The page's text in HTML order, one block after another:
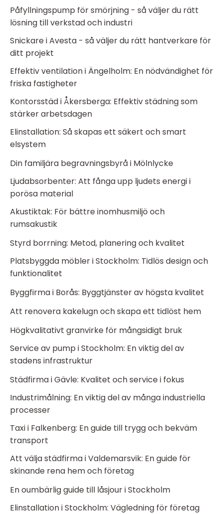
Påfyllningspump för smörjning - så väljer du rätt
lösning till verkstad och industri
Snickare i Avesta - så väljer du rätt hantverkare för
ditt projekt
Effektiv ventilation i Ängelholm: En nödvändighet för
friska fastigheter
Kontorsstäd i Åkersberga: Effektiv städning som
stärker arbetsdagen
Elinstallation: Så skapas ett säkert och smart
elsystem
Din familjära begravningsbyrå i Mölnlycke
Ljudabsorbenter: Att fånga upp ljudets energi i
porösa material
Akustiktak: För bättre inomhusmiljö och
rumsakustik
Styrd borrning: Metod, planering och kvalitet
Platsbyggda möbler i Stockholm: Tidlös design och
funktionalitet
Byggfirma i Borås: Byggtjänster av högsta kvalitet
Att renovera kakelugn och skapa ett tidlöst hem
Högkvalitativt granvirke för mångsidigt bruk
Service av pump i Stockholm: En viktig del av
stadens infrastruktur
Städfirma i Gävle: Kvalitet och service i fokus
Industrimålning: En viktig del av många industriella
processer
Taxi i Falkenberg: En guide till trygg och bekväm
transport
Att välja städfirma i Valdemarsvik: En guide för
skinande rena hem och företag
En oumbärlig guide till låsjour i Stockholm
Elinstallation i Stockholm: Vägledning för företag